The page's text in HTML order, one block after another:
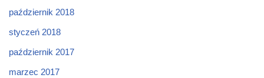
październik 2018
styczeń 2018
październik 2017
marzec 2017